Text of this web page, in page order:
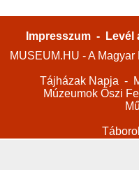
Impresszum -
Levél
MUSEUM.HU - A
Tájházak Napja -
Múzeumok Őszi